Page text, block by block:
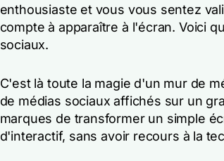
enthousiaste et vous vous sentez
compte à apparaître à l'écran. Voici
sociaux.
C'est là toute la magie d'un mur de
de médias sociaux affichés sur un
marques de transformer un simple
d'interactif, sans avoir recours à la